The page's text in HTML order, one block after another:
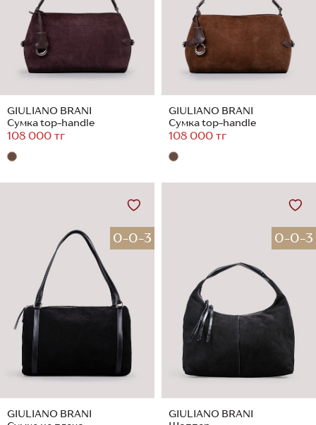
GIULIANO BRANI
Сумка top-handle
108 000 тг
GIULIANO BRANI
Сумка top-handle
108 000 тг
0-0-3
GIULIANO BRANI
0-0-3
GIULIANO BRANI